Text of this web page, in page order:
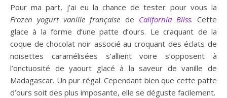
Pour ma part, j’ai eu la chance de tester pour vous la
Frozen yogurt vanille française de California Bliss. Cette
glace à la forme d’une patte d’ours. Le craquant de la
coque de chocolat noir associé au croquant des éclats de
noisettes caramélisées s’allient voire s’opposent à
l’onctuosité de yaourt glacé à la saveur de vanille de
Madagascar. Un pur régal. Cependant bien que cette patte
d’ours soit des plus imposante, elle se déguste facilement.